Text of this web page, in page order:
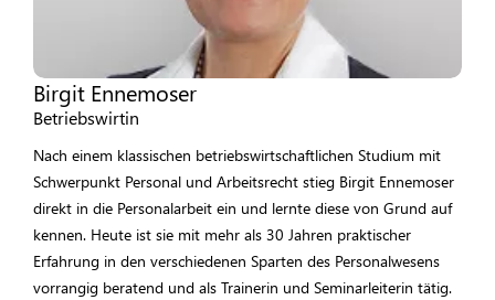
Birgit Ennemoser
Betriebswirtin
Nach einem klassischen betriebswirtschaftlichen Studium mit
Schwerpunkt Personal und Arbeitsrecht stieg Birgit Ennemoser
direkt in die Personalarbeit ein und lernte diese von Grund auf
kennen. Heute ist sie mit mehr als 30 Jahren praktischer
Erfahrung in den verschiedenen Sparten des Personalwesens
vorrangig beratend und als Trainerin und Seminarleiterin tätig.